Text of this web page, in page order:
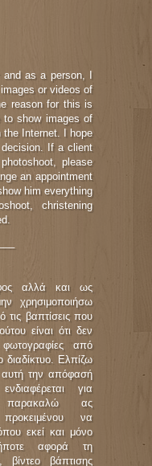
and as a person, I
or videos of
reason for this is
show images of
the Internet. I hope
If a client
please
an appointment
him everything
christening
αλλά και ως
χρησιμοποιήσω
τις βαπτίσεις που
είναι ότι δεν
από
διαδίκτυο. Ελπίζω
την απόφασή
για
παρακαλώ ας
να
εκεί και μόνο
αφορά τη
βίντεο βάπτισης